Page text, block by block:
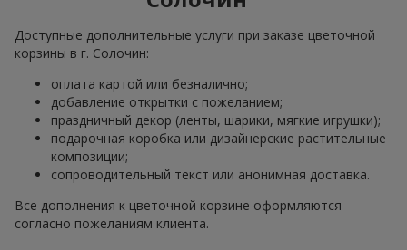
Доступные дополнительные услуги при заказе цветочной
корзины в г. Солочин:
оплата картой или безналично;
добавление открытки с пожеланием;
праздничный декор (ленты, шарики, мягкие игрушки);
подарочная коробка или дизайнерские растительные
композиции;
сопроводительный текст или анонимная доставка.
Все дополнения к цветочной корзине оформляются
согласно пожеланиям клиента.